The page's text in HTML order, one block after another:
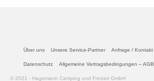
Über uns Unsere Service-Partner Anfrage / Kontakt
Datenschutz Allgemeine Vertragsbedingungen – AGB
© 2021 - Hagemann Camping und Freizeit GmbH